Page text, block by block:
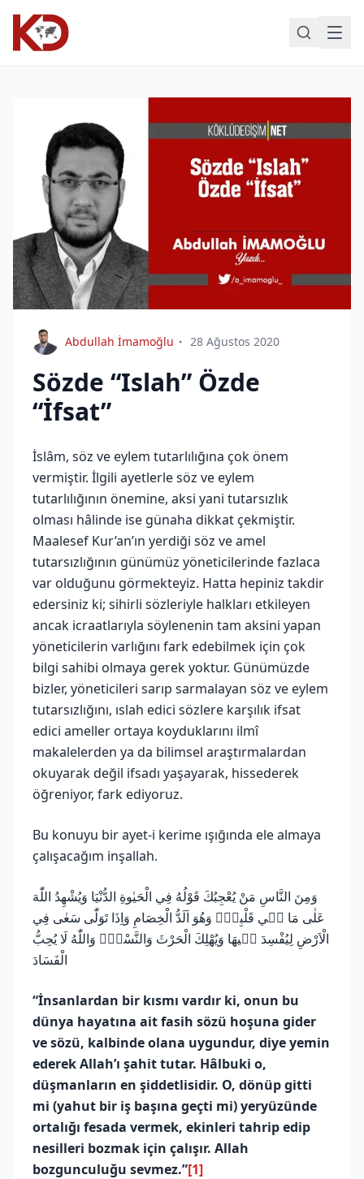
Abdullah İmamoğlu 28 Ağustos 2020
Sözde “Islah” Özde
“İfsat”
İslâm, söz ve eylem tutarlılığına çok önem
vermiştir. İlgili ayetlerle söz ve eylem
tutarlılığının önemine, aksi yani tutarsızlık
olması hâlinde ise günaha dikkat çekmiştir.
Maalesef Kur’an’ın yerdiği söz ve amel
tutarsızlığının günümüz yöneticilerinde fazlaca
var olduğunu görmekteyiz. Hatta hepiniz takdir
edersiniz ki; sihirli sözleriyle halkları etkileyen
ancak icraatlarıyla söylenenin tam aksini yapan
yöneticilerin varlığını fark edebilmek için çok
bilgi sahibi olmaya gerek yoktur. Günümüzde
bizler, yöneticileri sarıp sarmalayan söz ve eylem
tutarsızlığını, ıslah edici sözlere karşılık ifsat
edici ameller ortaya koyduklarını ilmî
makalelerden ya da bilimsel araştırmalardan
okuyarak değil ifsadı yaşayarak, hissederek
öğreniyor, fark ediyoruz.
Bu konuyu bir ayet-i kerime ışığında ele almaya
çalışacağım inşallah.
وَمِنَ النَّاسِ مَنْ يُعْجِبُكَ قَوْلُهُ فِي الْحَيٰوةِ الدُّنْيَا وَيُشْهِدُ اللّٰهَ
عَلٰى مَا ف۪ي قَلْبِه۪ۙ وَهُوَ اَلَدُّ الْخِصَامِ وَاِذَا تَوَلّٰى سَعٰى فِي
الْاَرْضِ لِيُفْسِدَ ف۪يهَا وَيُهْلِكَ الْحَرْثَ وَالنَّسْلَۜ وَاللّٰهُ لَا يُحِبُّ
الْفَسَادَ
“İnsanlardan bir kısmı vardır ki, onun bu
dünya hayatına ait fasih sözü hoşuna gider
ve sözü, kalbinde olana uygundur, diye yemin
ederek Allah’ı şahit tutar. Hâlbuki o,
düşmanların en şiddetlisidir. O, dönüp gitti
mi (yahut bir iş başına geçti mi) yeryüzünde
ortalığı fesada vermek, ekinleri tahrip edip
nesilleri bozmak için çalışır. Allah
bozgunculuğu sevmez.”[1]